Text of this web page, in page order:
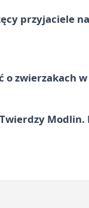
przyjaciele
o zwierzakach